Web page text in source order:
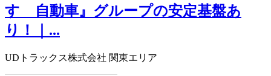
すゞ自動車』グループの安定基盤あ
り！｜...
UDトラックス株式会社 関東エリア